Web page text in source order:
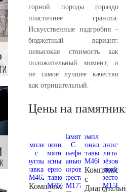
горной породы гораздо
пластичнее гранита.
Искусственные надгробия –
бюджетный вариант:
невысокая стоимость как
положительный момент, и
не самое лучшее качество
как отрицательный.
Цены на
Комплекс
Комплекс
с